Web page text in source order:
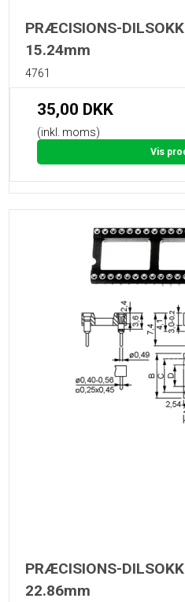
PRÆCISIONS-
15.24mm
4761
35,00 DKK
(inkl. moms)
Vis
PRÆCISIONS-
22.86mm